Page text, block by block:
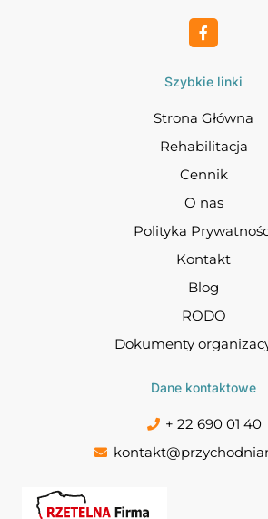
Szybkie linki
Strona Główna
Rehabilitacja
Cennik
O nas
Polityka
Kontakt
Blog
RODO
Dokumenty
Dane kontaktowe
+ 22 690 01 40